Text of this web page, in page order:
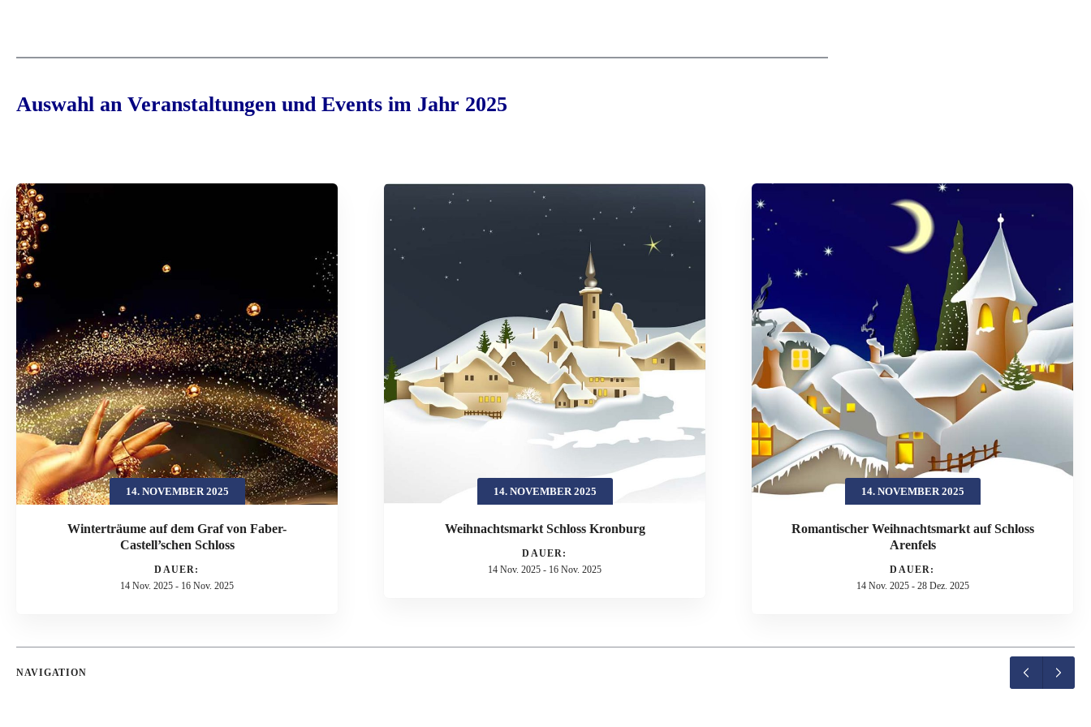
Auswahl an Veranstaltungen und Events im Jahr 2025
14. NOVEMBER 2025
Winterträume auf dem Graf von Faber-
Castell’schen Schloss
DAUER:
14 Nov. 2025 - 16 Nov. 2025
14. NOVEMBER 2025
Weihnachtsmarkt Schloss Kronburg
DAUER:
14 Nov. 2025 - 16 Nov. 2025
14. NOVEMBER 2025
Romantischer Weihnachtsmarkt auf Schloss
Arenfels
DAUER:
14 Nov. 2025 - 28 Dez. 2025
NAVIGATION